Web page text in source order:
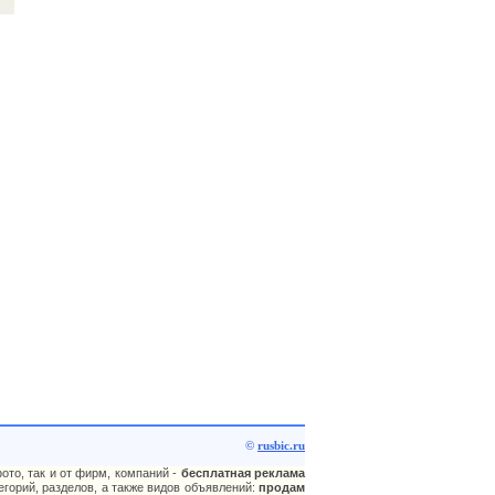
© rusbic.ru
так и от фирм, компаний - бесплатная реклама
разделов, а также видов объявлений: продам